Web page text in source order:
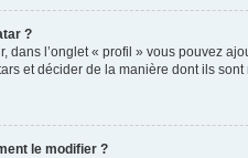
?
dans l’onglet « profil » vous pouvez
et décider de la manière dont ils
le modifier ?